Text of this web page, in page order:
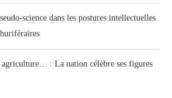
science dans les postures intellectuelles
: La nation célèbre ses figures